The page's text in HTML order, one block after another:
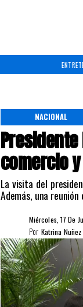
comercio
La visita del
Además, una
NACIONAL
Miércoles, 17 De
Katrina Nuñez
Por